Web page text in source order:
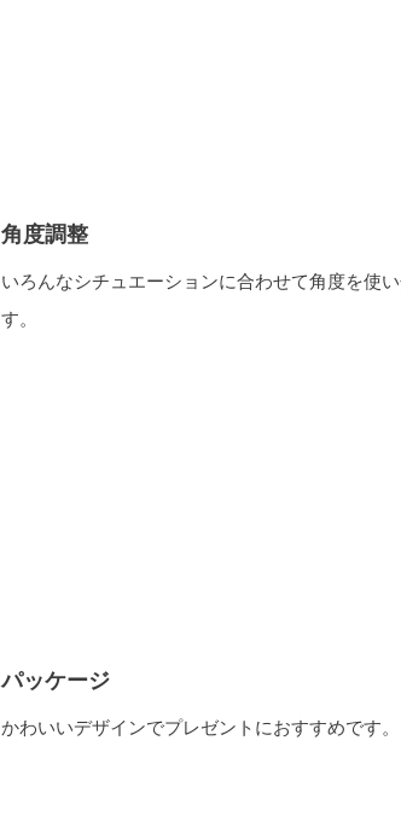
角度調整
いろんなシチュエーションに合わせて角度を使
す。
パッケージ
かわいいデザインでプレゼントにおすすめです。